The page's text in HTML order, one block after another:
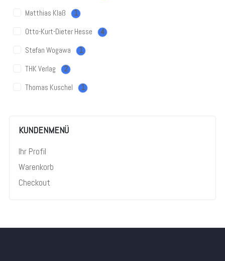
Matthias Klaß 1
Otto-Kurt-Dieter Hesse 4
Stefan Wogawa 1
THK Verlag 2
Thomas Kuschel 1
KUNDENMENÜ
Ihr Profil
Warenkorb
Checkout